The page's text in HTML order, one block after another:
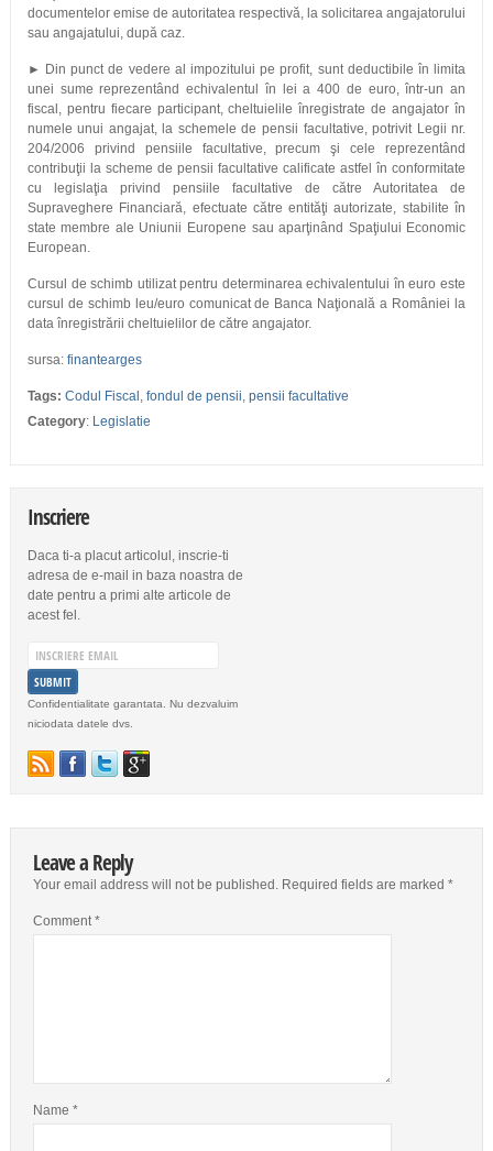
documentelor emise de autoritatea respectivă, la solicitarea angajatorului
sau angajatului, după caz.
► Din punct de vedere al impozitului pe profit, sunt deductibile în limita
unei sume reprezentând echivalentul în lei a 400 de euro, într-un an
fiscal, pentru fiecare participant, cheltuielile înregistrate de angajator în
numele unui angajat, la schemele de pensii facultative, potrivit Legii nr.
204/2006 privind pensiile facultative, precum şi cele reprezentând
contribuţii la scheme de pensii facultative calificate astfel în conformitate
cu legislaţia privind pensiile facultative de către Autoritatea de
Supraveghere Financiară, efectuate către entităţi autorizate, stabilite în
state membre ale Uniunii Europene sau aparţinând Spaţiului Economic
European.
Cursul de schimb utilizat pentru determinarea echivalentului în euro este
cursul de schimb leu/euro comunicat de Banca Naţională a României la
data înregistrării cheltuielilor de către angajator.
sursa: finantearges
Tags: Codul Fiscal , fondul de pensii, pensii facultative
Category: Legislatie
Inscriere
Daca ti-a placut articolul, inscrie-ti
adresa de e-mail in baza noastra de
date pentru a primi alte articole de
acest fel.
Confidentialitate garantata. Nu dezvaluim
niciodata datele dvs.
Leave a Reply
Your email address will not be published. Required fields are marked *
Comment*
Name *